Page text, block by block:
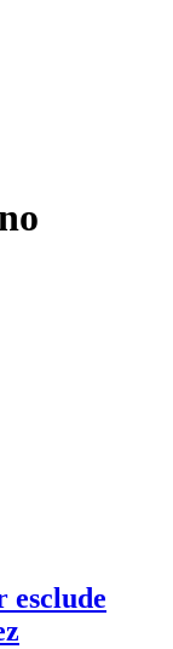
esclude